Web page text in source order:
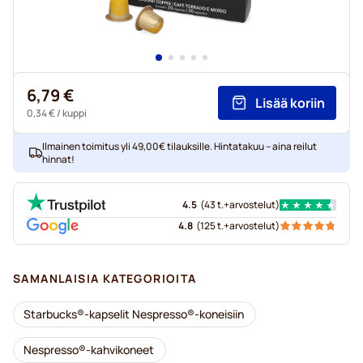
6,79 €
0,34 €/ kuppi
Lisää koriin
Ilmainen toimitus yli 49,00€ tilauksille. Hintatakuu – aina reilut
hinnat!
4.5 (43 t.+arvostelut)
4.8 (125 t.+arvostelut)
SAMANLAISIA KATEGORIOITA
Starbucks®-kapselit Nespresso®-koneisiin
Nespresso®-kahvikoneet